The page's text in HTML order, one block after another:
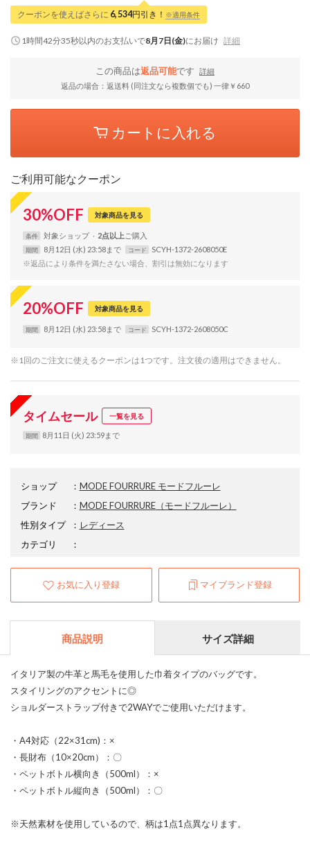
クーポンを使えばさらに 6,534円引き！ ※適用条件
1時間42分35秒以内のお支払いで8月7日(金)にお届け 詳細
この商品は返品可能です
詳細
返品の場合：返送料 (同注文なら複数個でも) 一律￥660
カートに入れる
ご利用可能なクーポン
30%OFF 対象商品を見る
条件 対象ショップ 2点以上
期間 8月12日 (水) 23:58まで コード
SCYH-1372-2608050E
※返品により条件を満たさない場合、割引は無効になります
20%OFF 対象商品を見る
期間 8月12日 (水) 23:58まで コード SCYH-1372-2608050C
※1回のご注文に使えるクーポンは1つです。注文後の適用はできません。
タイムセール 一覧を見る
期間 8月11日 (火) 23:59まで
ショップ ： MODE FOURRURE モードフルーレ
ブランド
： MODE FOURRURE（モードフルーレ）
性別タイプ
： レディース
カテゴリ
：
お気に入り登録 マイブランド登録
商品説明 サイズ詳細
イタリア製の牛革と馬毛を使用した巾着タイプのバッグです。
スタイリングのアクセントに◎
ショルダーストラップ付きで2WAYでご使用いただけます。
・A4対応（22×31cm)：×
・長財布（10×20cm）：〇
・ペットボトル横向き（500ml）：×
・ペットボトル縦向き（500ml）：〇
※天然素材を使用しているので、柄は1点1点異なります。